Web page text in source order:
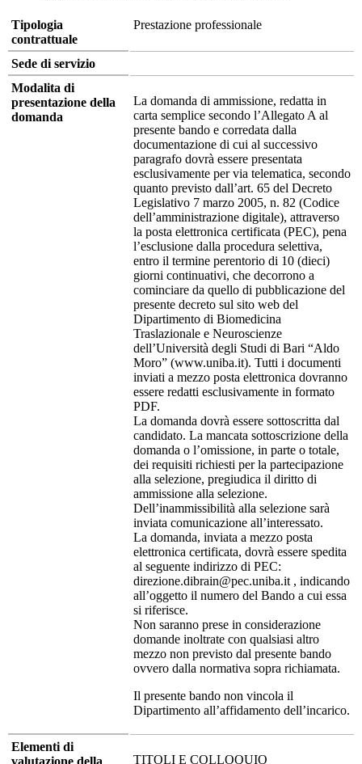
Tipologia
contrattuale
Prestazione professionale
Sede di servizio
Modalita di
presentazione della
domanda
La domanda di ammissione, redatta in
carta semplice secondo l’Allegato A al
presente bando e corredata dalla
documentazione di cui al successivo
paragrafo dovrà essere presentata
esclusivamente per via telematica, secondo
quanto previsto dall’art. 65 del Decreto
Legislativo 7 marzo 2005, n. 82 (Codice
dell’amministrazione digitale), attraverso
la posta elettronica certificata (PEC), pena
l’esclusione dalla procedura selettiva,
entro il termine perentorio di 10 (dieci)
giorni continuativi, che decorrono a
cominciare da quello di pubblicazione del
presente decreto sul sito web del
Dipartimento di Biomedicina
Traslazionale e Neuroscienze
dell’Università degli Studi di Bari “Aldo
Moro” (www.uniba.it). Tutti i documenti
inviati a mezzo posta elettronica dovranno
essere redatti esclusivamente in formato
PDF.
La domanda dovrà essere sottoscritta dal
candidato. La mancata sottoscrizione della
domanda o l’omissione, in parte o totale,
dei requisiti richiesti per la partecipazione
alla selezione, pregiudica il diritto di
ammissione alla selezione.
Dell’inammissibilità alla selezione sarà
inviata comunicazione all’interessato.
La domanda, inviata a mezzo posta
elettronica certificata, dovrà essere spedita
al seguente indirizzo di PEC:
direzione.dibrain@pec.uniba.it , indicando
all’oggetto il numero del Bando a cui essa
si riferisce.
Non saranno prese in considerazione
domande inoltrate con qualsiasi altro
mezzo non previsto dal presente bando
ovvero dalla normativa sopra richiamata.
Il presente bando non vincola il
Dipartimento all’affidamento dell’incarico.
Elementi di
valutazione della
TITOLI E COLLOQUIO